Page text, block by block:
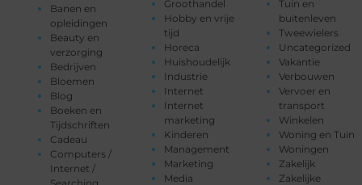
Banen en
opleidingen
Beauty en
verzorging
Bedrijven
Bloemen
Blog
Boeken en
Tijdschriften
Cadeau
Computers /
Internet /
Groothandel
Hobby en vrije
tijd
Horeca
Huishoudelijk
Industrie
Internet
Internet
marketing
Kinderen
Management
Marketing
Media
Tuin en
buitenleven
Tweewielers
Uncategorized
Vakantie
Verbouwen
Vervoer en
transport
Winkelen
Woning en Tuin
Woningen
Zakelijk
Zakelijke